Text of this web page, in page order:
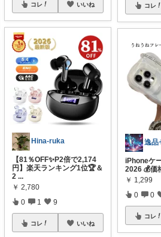
コレ いいね
Hina-ruka
【81％OFF✨P2倍で2,174
円】楽天ランキング1位🏆＆
2 ...
￥ 2,780
0 1 9
コレ いいね
コレ
逸品
iPhoneケ
2026 💰価
￥ 1,299
0 0
コレ